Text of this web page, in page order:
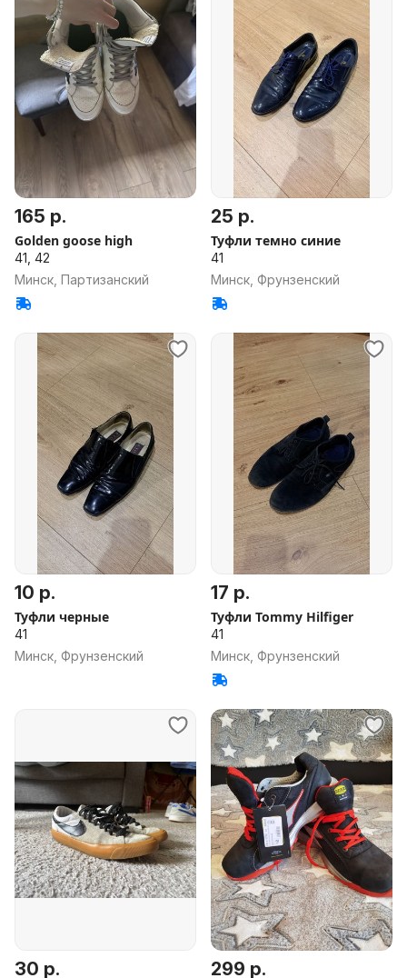
165 р.
Golden goose high
41, 42
Минск, Партизанский
25 р.
Туфли темно синие
41
Минск, Фрунзенский
10 р.
Туфли черные
41
Минск, Фрунзенский
17 р.
Туфли Tommy Hilfiger
41
Минск, Фрунзенский
30 р. 299 р.